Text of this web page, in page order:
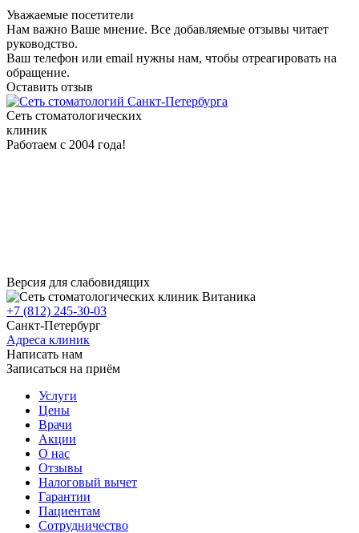
Уважаемые посетители
Нам важно Ваше мнение. Все добавляемые отзывы читает
руководство.
Ваш телефон или email нужны нам, чтобы отреагировать на
обращение.
Оставить отзыв
Сеть стоматологических
клиник
Работаем с 2004 года!
Версия для слабовидящих
+7 (812) 245-30-03
Санкт-Петербург
Адреса клиник
Написать нам
Записаться на приём
Услуги
Цены
Врачи
Акции
О нас
Отзывы
Налоговый вычет
Гарантии
Пациентам
Сотрудничество